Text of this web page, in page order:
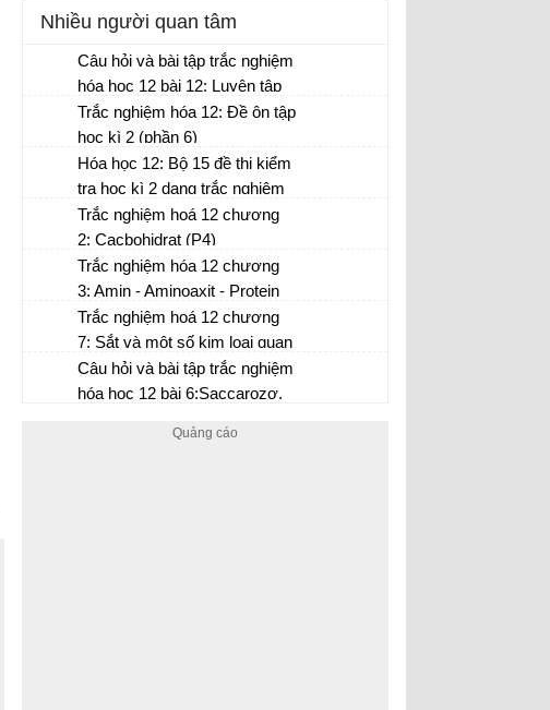
Nhiều người quan tâm
Câu hỏi và bài tập trắc nghiệm
hóa học 12 bài 12: Luyện tập
cấu tạo và tính chất của amin,
amino axit và protein (P1)
Trắc nghiệm hóa 12: Đề ôn tập
học kì 2 (phần 6)
Hóa học 12: Bộ 15 đề thi kiểm
tra học kì 2 dạng trắc nghiệm
(có đáp án)
Trắc nghiệm hoá 12 chương
2: Cacbohidrat (P4)
Trắc nghiệm hóa 12 chương
3: Amin - Aminoaxit - Protein
(P6)
Trắc nghiệm hoá 12 chương
7: Sắt và một số kim loại quan
trọng (P5)
Câu hỏi và bài tập trắc nghiệm
hóa học 12 bài 6:Saccarozơ,